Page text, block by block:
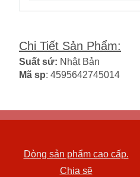
Chi Tiết Sản Phẩm:
Suất sứ: Nhật Bản
Mã sp: 4595642745014
Dòng sản phẩm cao cấp.
Chia sẽ